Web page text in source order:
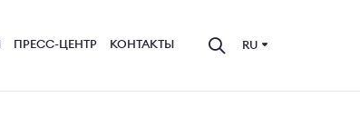
ПРЕСС-ЦЕНТР КОНТАКТЫ RU